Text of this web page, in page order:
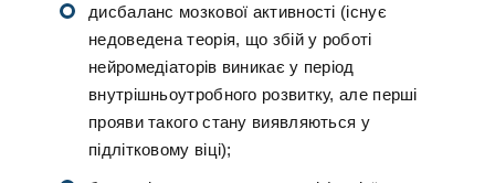
дисбаланс мозкової активності (існує
недоведена теорія, що збій у роботі
нейромедіаторів виникає у період
внутрішньоутробного розвитку, але перші
прояви такого стану виявляються у
підлітковому віці);